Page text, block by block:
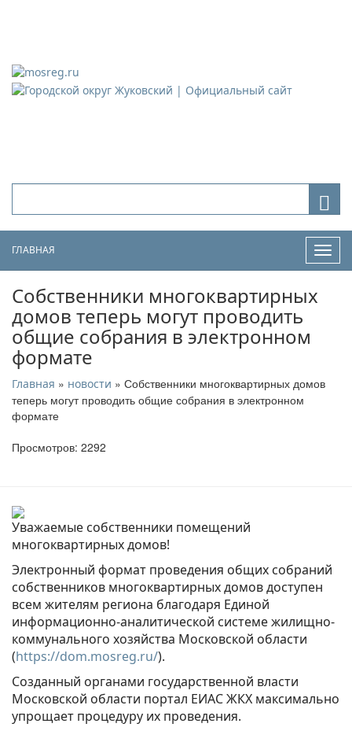
ГЛАВНАЯ
Собственники многоквартирных
домов теперь могут проводить
общие собрания в электронном
формате
Главная » новости » Собственники многоквартирных домов
теперь могут проводить общие собрания в электронном
формате
Просмотров: 2292
Уважаемые собственники помещений
многоквартирных домов!
Электронный формат проведения общих собраний
собственников многоквартирных домов доступен
всем жителям региона благодаря Единой
информационно-аналитической системе жилищно-
коммунального хозяйства Московской области
(https://dom.mosreg.ru/).
Созданный органами государственной власти
Московской области портал ЕИАС ЖКХ максимально
упрощает процедуру их проведения.